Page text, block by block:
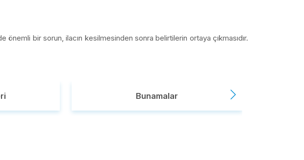
bir sorun, ilacın kesilmesinden sonra belirtilerin ortaya çıkmasıdır.
Bunamalar